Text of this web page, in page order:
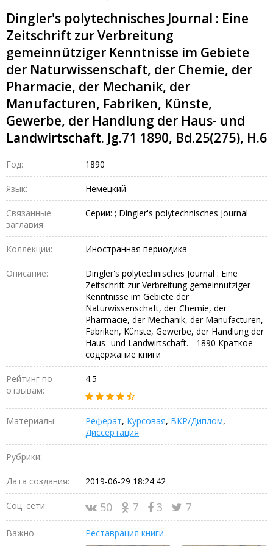
Dingler's polytechnisches Journal : Eine
Zeitschrift zur Verbreitung
gemeinnütziger Kenntnisse im Gebiete
der Naturwissenschaft, der Chemie, der
Pharmacie, der Mechanik, der
Manufacturen, Fabriken, Künste,
Gewerbe, der Handlung der Haus- und
Landwirtschaft. Jg.71 1890, Bd.25(275), H.6
Год: 1890
Язык: Немецкий
Связанные
заглавия:
Серии: ; Dingler's polytechnisches Journal
Коллекции: Иностранная периодика
Описание:
Dingler's polytechnisches Journal : Eine
Zeitschrift zur Verbreitung gemeinnütziger
Kenntnisse im Gebiete der
Naturwissenschaft, der Chemie, der
Pharmacie, der Mechanik, der Manufacturen,
Fabriken, Künste, Gewerbe, der Handlung der
Haus- und Landwirtschaft. - 1890 Краткое
содержание книги
Рейтинг по
отзывам:
4.5
Материалы: Реферат, Курсовая, ВКР/Диплом,
Диссертация
Рубрики: –
Дата создания: 2019-06-29 18:24:42
Соц. сети: 50 7 3 7
Важно Реставрация книги